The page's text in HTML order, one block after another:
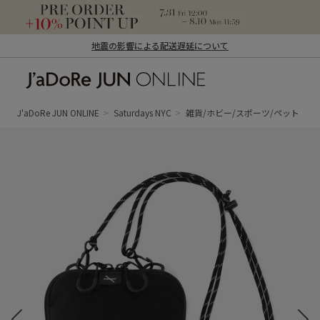
地震の影響による配送遅延について
ン オンライン）
J'aDoRe JUN ONLINE Saturdays NYC 雑貨/ホビー/スポーツ/ペット